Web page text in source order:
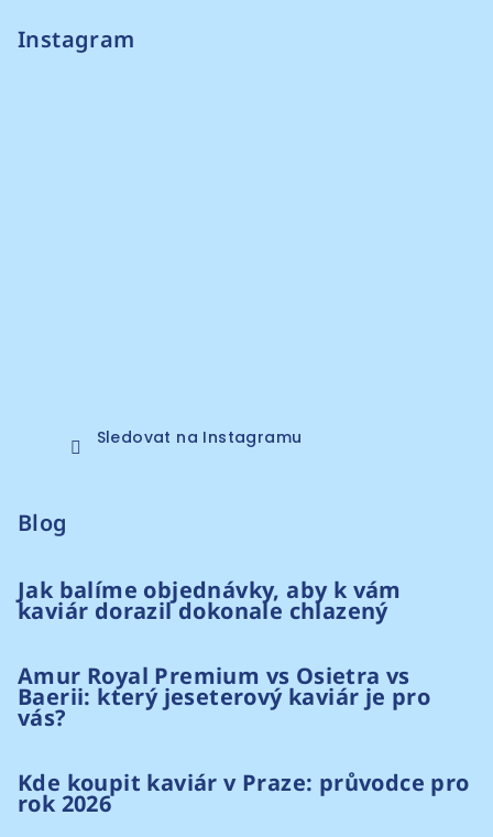
Instagram
Sledovat na Instagramu
Blog
Jak balíme objednávky, aby k vám
kaviár dorazil dokonale chlazený
Amur Royal Premium vs Osietra vs
Baerii: který jeseterový kaviár je pro
vás?
Kde koupit kaviár v Praze: průvodce pro
rok 2026